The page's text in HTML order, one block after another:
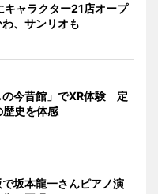
キャラクター21店オープ
、サンリオも
の今昔館」でXR体験 定
史を体感
坂本龍一さんピアノ演